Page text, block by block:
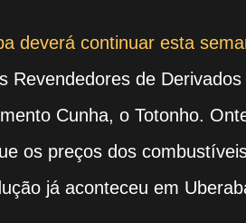
deverá continuar esta
Revendedores de Derivados
Cunha, o Totonho.
os preços dos
já aconteceu em